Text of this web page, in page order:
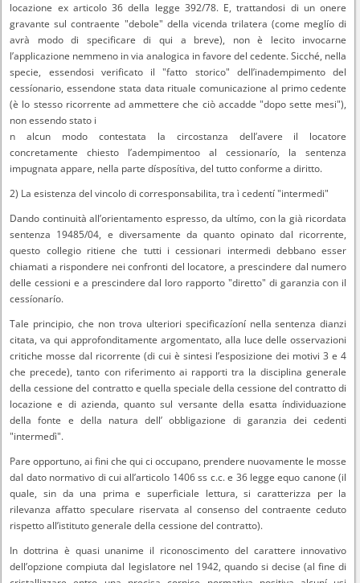
locazione ex articolo 36 della legge 392/78. E, trattandosi di un onere
gravante sul contraente "debole" della vicenda trilatera (come meglío di
avrà modo di specificare di qui a breve), non è lecito invocarne
l’applicazione nemmeno in via analogica in favore del cedente. Sicché, nella
specie, essendosi verificato il "fatto storico" dell’inadempimento del
cessíonario, essendone stata data rituale comunicazione al primo cedente
(è lo stesso ricorrente ad ammettere che ciò accadde "dopo sette mesi"),
non essendo stato i
n alcun modo contestata la circostanza dell’avere il locatore
concretamente chiesto l’adempimentoo al cessionarío, la sentenza
impugnata appare, nella parte dísposítiva, del tutto conforme a diritto.
2) La esistenza del vincolo di corresponsabilita, tra ì cedentí "intermedi"
Dando continuità all’orientamento espresso, da ultímo, con la già ricordata
sentenza 19485/04, e diversamente da quanto opinato dal ricorrente,
questo collegio ritiene che tutti i cessionari intermedi debbano esser
chiamati a rispondere nei confronti del locatore, a prescindere dal numero
delle cessioni e a prescindere dal loro rapporto "diretto" di garanzia con il
cessíonarío.
Tale principio, che non trova ulteriori specificazíoní nella sentenza dianzi
citata, va qui approfonditamente argomentato, alla luce delle osservazioni
critiche mosse dal ricorrente (di cui è sintesi l’esposizione dei motivi 3 e 4
che precede), tanto con riferimento ai rapporti tra la disciplina generale
della cessione del contratto e quella speciale della cessione del contratto di
locazione e di azienda, quanto sul versante della esatta índividuazione
della fonte e della natura dell’ obbligazione di garanzia dei cedenti
"intermedì".
Pare opportuno, ai fini che qui ci occupano, prendere nuovamente le mosse
dal dato normativo di cui all’articolo 1406 ss c.c. e 36 legge equo canone (il
quale, sin da una prima e superficiale lettura, si caratterizza per la
rilevanza affatto speculare riservata al consenso del contraente ceduto
rispetto all’istituto generale della cessione del contratto).
In dottrina è quasi unanime il riconoscimento del carattere innovativo
dell’opzione compiuta dal legislatore nel 1942, quando si decise (al fine di